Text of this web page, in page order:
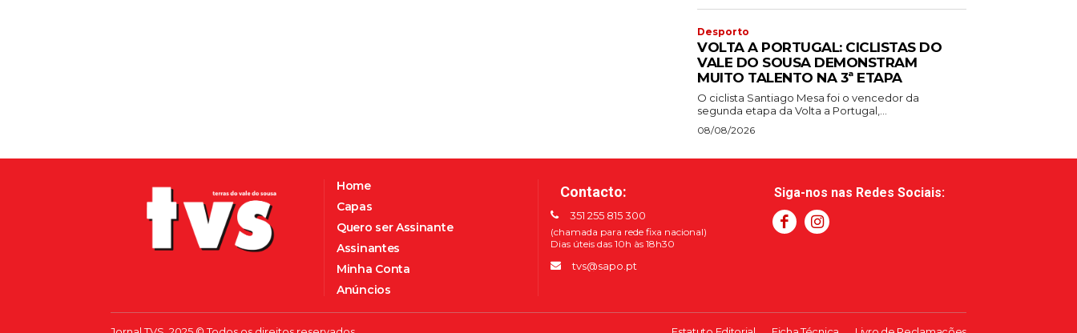
Desporto
VOLTA A PORTUGAL: CICLISTAS DO
VALE DO SOUSA DEMONSTRAM
MUITO TALENTO NA 3ª ETAPA
O ciclista Santiago Mesa foi o vencedor da
segunda etapa da Volta a Portugal,...
08/08/2026
Home
Capas
Quero ser Assinante
Assinantes
Minha Conta
Anúncios
Contacto:
351 255 815 300
(chamada para rede fixa nacional)
Dias úteis das 10h às 18h30
tvs@sapo.pt
Siga-nos nas Redes Sociais: